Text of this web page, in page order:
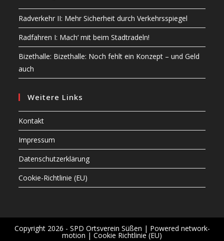
Radverkehr II: Mehr Sicherheit durch Verkehrsspiegel
Radfahren I: Mach‘ mit beim Stadtradeln!
Bizethalle: Bizethalle: Noch fehlt ein Konzept – und Geld
auch
Weitere Links
Kontakt
Impressum
Datenschutzerklärung
Cookie-Richtlinie (EU)
Copyright 2026 - SPD Ortsverein Süßen | Powered network-
motion | Cookie Richtlinie (EU)